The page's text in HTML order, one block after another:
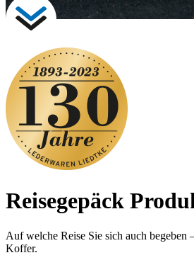
Reisegepäck
Auf welche Reise Sie sich auch begeben
Koffer.